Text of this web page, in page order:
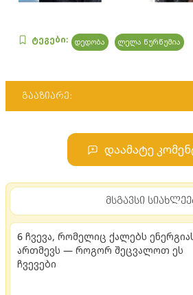
ტეგები: დედობა ლელა წურწუმია
გააზიარე:
დაამატე
მსგავსი
6 ჩვევა, რომელიც ქალებს
ართმევს — როგორ შეცვალოთ ეს
ჩვევები